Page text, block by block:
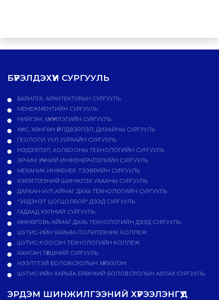
БҮРЭЛДЭХҮҮН СУРГУУЛЬ
БАРИЛГА, АРХИТЕКТУРЫН СУРГУУЛЬ
МЕНЕЖМЕНТИЙН СУРГУУЛЬ
НИЙГЭМ, ХҮМҮҮНЛЭГИЙН СУРГУУЛЬ
ХҮНС, ХӨНГӨН ҮЙЛДВЭРЛЭЛ, ДИЗАЙНЫ СУРГУУЛЬ
ГЕОЛОГИ, УУЛ УУРХАЙН СУРГУУЛЬ
МЭДЭЭЛЭЛ, ХОЛБООНЫ ТЕХНОЛОГИЙН СУРГУУЛЬ
ЭРЧИМ ХҮЧНИЙ ИНЖЕНЕРЧЛЭЛИЙН СУРГУУЛЬ
МЕХАНИК ИНЖЕНЕР, ТЭЭВРИЙН СУРГУУЛЬ
ХЭРЭГЛЭЭНИЙ ШИНЖЛЭХ УХААНЫ СУРГУУЛЬ
ДАРХАН-УУЛ АЙМАГ ДАХЬ ТЕХНОЛОГИЙН СУРГУУЛЬ
"ЭРДЭНЭТ ЦОГЦОЛБОР" ДЭЭД СУРГУУЛЬ
ГАДААД ХЭЛНИЙ СУРГУУЛЬ
ӨМНӨГОВЬ АЙМАГ ДАХЬ ТЕХНОЛОГИЙН ДЭЭД СУРГУУЛЬ
ШУТИС-ИЙН ХАРЬЯА ПОЛИТЕХНИК КОЛЛЕЖ
ШУТИС-КООСЭН ТЕХНОЛОГИЙН КОЛЛЕЖ
АХИСАН ТҮВШНИЙ СУРГУУЛЬ
НЭЭЛТТЭЙ БОЛОВСРОЛЫН ХҮРЭЭЛЭН
ШУТИС-ИЙН ХАРЬЯА ЕРӨНХИЙ БОЛОВСРОЛЫН АХЛАХ СУРГУУЛЬ
ЭРДЭМ ШИНЖИЛГЭЭНИЙ ХҮРЭЭЛЭНГҮҮД